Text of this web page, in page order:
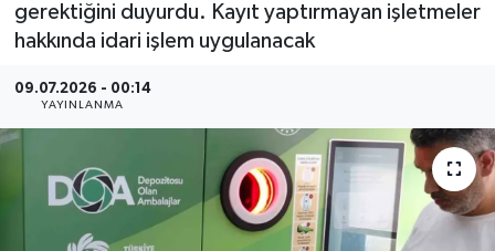
gerektiğini duyurdu. Kayıt yaptırmayan işletmeler
hakkında idari işlem uygulanacak
09.07.2026 - 00:14
YAYINLANMA